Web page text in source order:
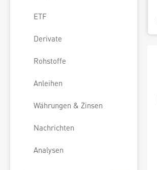
ETF
Derivate
Rohstoffe
Anleihen
Währungen & Zinsen
Nachrichten
Analysen